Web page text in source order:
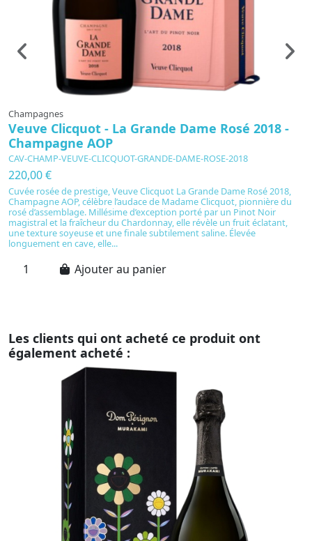
Champagnes
Veuve Clicquot - La Grande Dame Rosé 2018 -
Champagne AOP
CAV-CHAMP-VEUVE-CLICQUOT-GRANDE-DAME-ROSE-2018
220,00 €
Cuvée rosée de prestige, Veuve Clicquot La Grande Dame Rosé 2018,
Champagne AOP, célèbre l’audace de Madame Clicquot, pionnière du
rosé d’assemblage. Millésime d’exception porté par un Pinot Noir
magistral et la fraîcheur du Chardonnay, elle révèle un fruit éclatant,
une texture soyeuse et une finale subtilement saline. Élevée
longuement en cave, elle...
Ajouter au panier
Les clients qui ont acheté ce produit ont
également acheté :